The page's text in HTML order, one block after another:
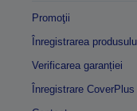
Promoţii
Înregistrarea
Verificarea garanției
Înregistrare CoverPlus